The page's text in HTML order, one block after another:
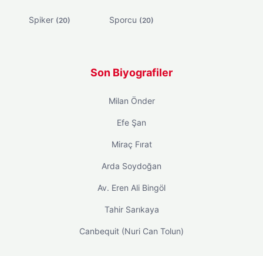
Spiker (20) Sporcu (20)
Son Biyografiler
Milan Önder
Efe Şan
Miraç Fırat
Arda Soydoğan
Av. Eren Ali Bingöl
Tahir Sarıkaya
Canbequit (Nuri Can Tolun)